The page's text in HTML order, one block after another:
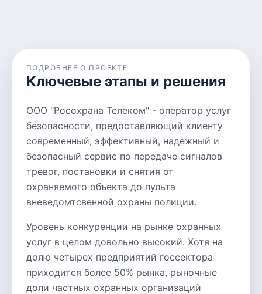
ПОДРОБНЕЕ О ПРОЕКТЕ
Ключевые этапы и решения
OOO "Росохрана Телеком" - оператор услуг
безопасности, предоставляющий клиенту
современный, эффективный, надежный и
безопасный сервис по передаче сигналов
тревог, постановки и снятия от
охраняемого объекта до пульта
вневедомтсвенной охраны полиции.
Уровень конкуренции на рынке охранных
услуг в целом довольно высокий. Хотя на
долю четырех предприятий госсектора
приходится более 50% рынка, рыночные
доли частных охранных организаций